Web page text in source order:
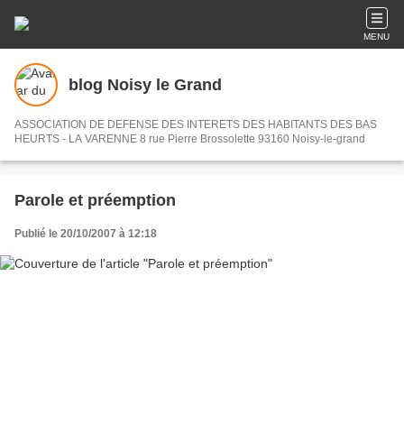
MENU
blog Noisy le Grand
ASSOCIATION DE DEFENSE DES INTERETS DES HABITANTS DES BAS
HEURTS - LA VARENNE 8 rue Pierre Brossolette 93160 Noisy-le-grand
Parole et préemption
Publié le 20/10/2007 à 12:18